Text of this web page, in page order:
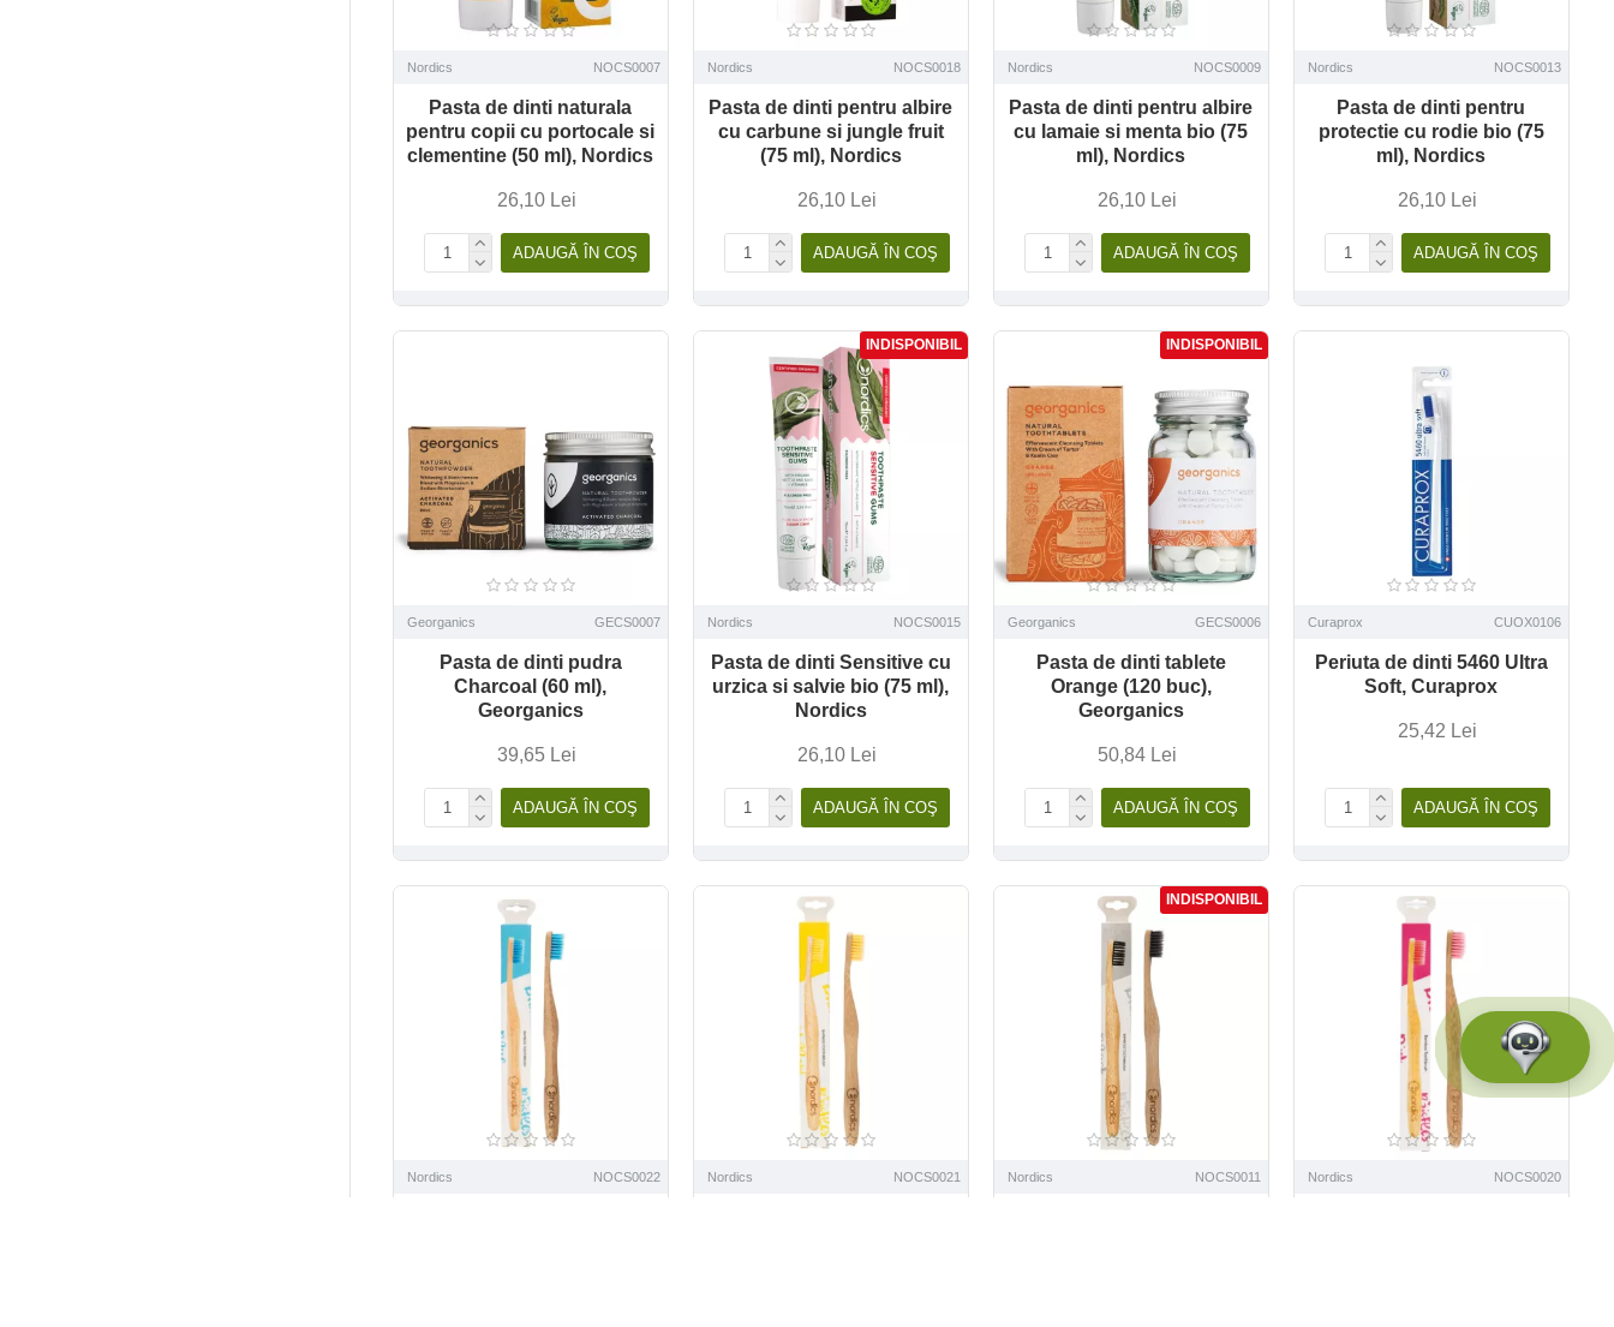
Nordics NOCS0007
Pasta de dinti naturala
pentru copii cu portocale si
clementine (50 ml), Nordics
26,10 Lei
ADAUGĂ ÎN COŞ
Nordics NOCS0018
Pasta de dinti pentru albire
cu carbune si jungle fruit
(75 ml), Nordics
26,10 Lei
ADAUGĂ ÎN COŞ
Nordics NOCS0009
Pasta de dinti pentru albire
cu lamaie si menta bio (75
ml), Nordics
26,10 Lei
ADAUGĂ ÎN COŞ
Nordics NOCS0013
Pasta de dinti pentru
protectie cu rodie bio (75
ml), Nordics
26,10 Lei
ADAUGĂ ÎN COŞ
Georganics GECS0007
Pasta de dinti pudra
Charcoal (60 ml),
Georganics
39,65 Lei
ADAUGĂ ÎN COŞ
INDISPONIBIL
Nordics NOCS0015
Pasta de dinti Sensitive cu
urzica si salvie bio (75 ml),
Nordics
26,10 Lei
ADAUGĂ ÎN COŞ
INDISPONIBIL
Georganics GECS0006
Pasta de dinti tablete
Orange (120 buc),
Georganics
50,84 Lei
ADAUGĂ ÎN COŞ
Curaprox CUOX0106
Periuta de dinti 5460 Ultra
Soft, Curaprox
25,42 Lei
ADAUGĂ ÎN COŞ
Nordics NOCS0022 Nordics NOCS0021
INDISPONIBIL
Nordics NOCS0011 Nordics NOCS0020